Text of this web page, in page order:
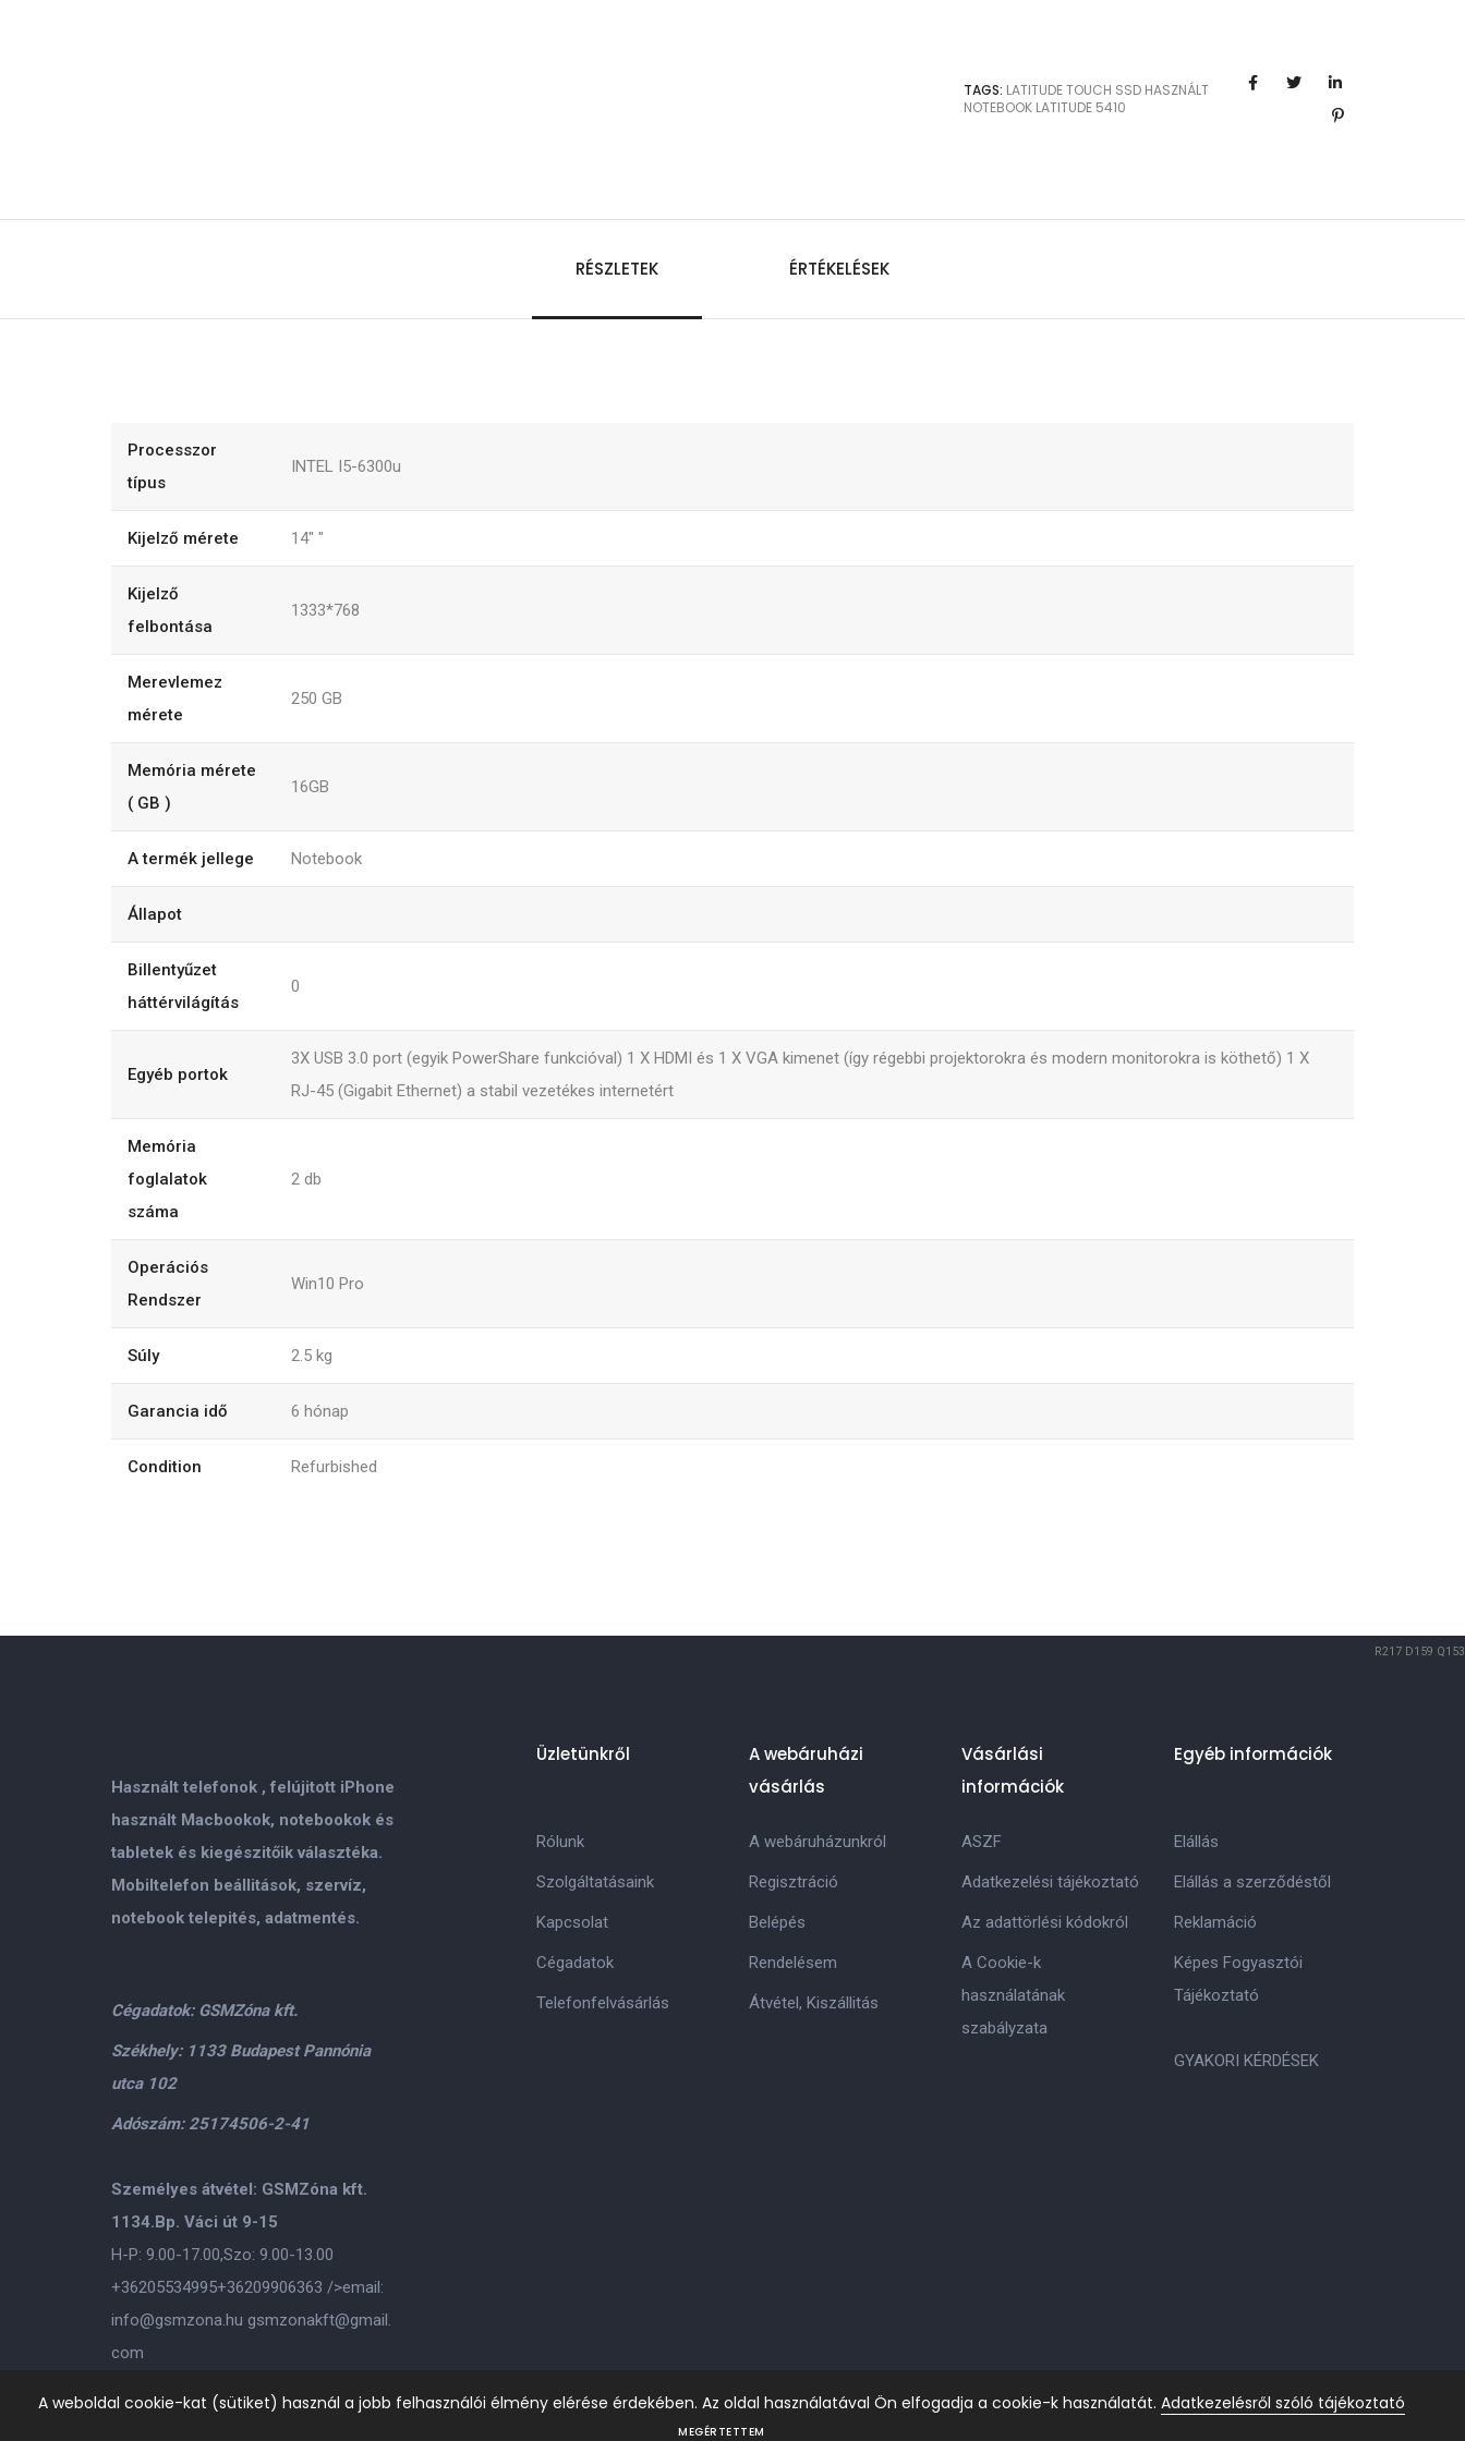
TAGS: LATITUDETOUCH SSD HASZNÁLT
NOTEBOOK LATITUDE 5410
RÉSZLETEK ÉRTÉKELÉSEK
Processzor
típus
INTEL I5-6300u
Kijelző mérete 14" "
Kijelző
felbontása
1333*768
Merevlemez
mérete
250 GB
Memória mérete
( GB )
16GB
A termék jellege Notebook
Állapot
Billentyűzet
háttérvilágítás
0
Egyéb portok
3X USB 3.0 port (egyik PowerShare funkcióval) 1 X HDMI és 1 X VGA kimenet (így régebbi projektorokra és modern monitorokra is köthető) 1 X
RJ-45 (Gigabit Ethernet) a stabil vezetékes internetért
Memória
foglalatok
száma
2 db
Operációs
Rendszer
Win10 Pro
Súly 2.5 kg
Garancia idő 6 hónap
Condition Refurbished
R217 D159 Q153
Használt telefonok , felújitott iPhone
használt Macbookok, notebookok és
tabletek és kiegészitőik választéka.
Mobiltelefon beállitások, szervíz,
notebook telepités, adatmentés.
Cégadatok: GSMZóna kft.
Székhely: 1133 Budapest Pannónia
utca 102
Adószám: 25174506-2-41
Személyes átvétel: GSMZóna kft.
1134.Bp. Váci út 9-15
H-P: 9.00-17.00,Szo: 9.00-13.00
+36205534995+36209906363 />email:
info@gsmzona.hu gsmzonakft@gmail.
com
Üzletünkről
Rólunk
Szolgáltatásaink
Kapcsolat
Cégadatok
Telefonfelvásárlás
A webáruházi
vásárlás
A webáruházunkról
Regisztráció
Belépés
Rendelésem
Átvétel, Kiszállitás
Vásárlási
információk
ASZF
Adatkezelési tájékoztató
Az adattörlési kódokról
A Cookie-k
használatának
szabályzata
Egyéb információk
Elállás
Elállás a szerződéstől
Reklamáció
Képes Fogyasztói
Tájékoztató
GYAKORI KÉRDÉSEK
A weboldal cookie-kat (sütiket) használ a jobb felhasználói élmény elérése érdekében. Az oldal használatával Ön elfogadja a cookie-k használatát. Adatkezelésről szóló tájékoztató
MEGÉRTETTEM